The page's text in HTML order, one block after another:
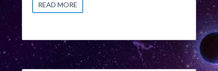
READ MORE